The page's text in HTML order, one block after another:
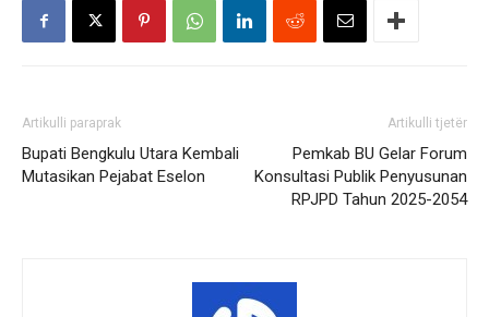
Artikulli paraprak
Bupati Bengkulu Utara Kembali
Mutasikan Pejabat Eselon
Artikulli tjetër
Pemkab BU Gelar Forum
Konsultasi Publik Penyusunan
RPJPD Tahun 2025-2054